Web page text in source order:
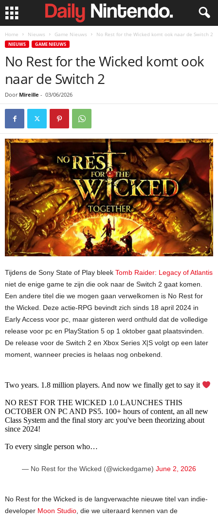
Home Nieuws Game Nieuws No Rest for the Wicked komt ook naar de Switch 2
NIEUWS GAME NIEUWS
No Rest for the Wicked komt ook
naar de Switch 2
Door Mireille - 03/06/2026
Tijdens de Sony State of Play bleek Tomb Raider: Legacy of Atlantis
niet de enige game te zijn die ook naar de Switch 2 gaat komen.
Een andere titel die we mogen gaan verwelkomen is No Rest for
the Wicked. Deze actie-RPG bevindt zich sinds 18 april 2024 in
Early Access voor pc, maar gisteren werd onthuld dat de volledige
release voor pc en PlayStation 5 op 1 oktober gaat plaatsvinden.
De release voor de Switch 2 en Xbox Series X|S volgt op een later
moment, wanneer precies is helaas nog onbekend.
Two years. 1.8 million players. And now we finally get to say it
NO REST FOR THE WICKED 1.0 LAUNCHES THIS
OCTOBER ON PC AND PS5. 100+ hours of content, an all new
Class System and the final story arc you've been theorizing about
since 2024!⁠
To every single person who…
— No Rest for the Wicked (@wickedgame) June 2, 2026
No Rest for the Wicked is de langverwachte nieuwe titel van indie-
developer Moon Studio , die we uiteraard kennen van de